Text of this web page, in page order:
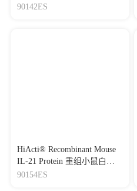
素-2
90142ES
HiActi® Recombinant Mouse
IL-21 Protein 重组小鼠白介
素-21
90154ES